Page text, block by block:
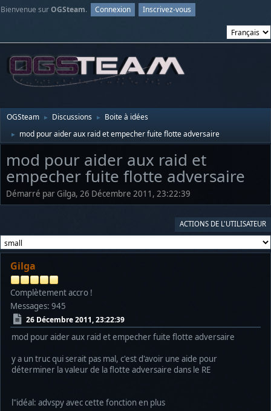
Bienvenue surOGSteam. Connexion Inscrivez-vous
OGSteam ► Discussions ► Boite à idées
► mod pour aider aux raid et empecher fuite flotte adversaire
mod pour aider aux raid et
empecher fuite flotte adversaire
Démarré par Gilga, 26 Décembre 2011, 23:22:39
ACTIONS DE L'UTILISATEUR
Gilga
Complètement accro !
Messages: 945
26 Décembre 2011, 23:22:39
mod pour aider aux raid et empecher fuite flotte adversaire
y a un truc qui serait pas mal, c'est d'avoir une aide pour
déterminer la valeur de la flotte adversaire dans le RE
l"idéal: advspy avec cette fonction en plus